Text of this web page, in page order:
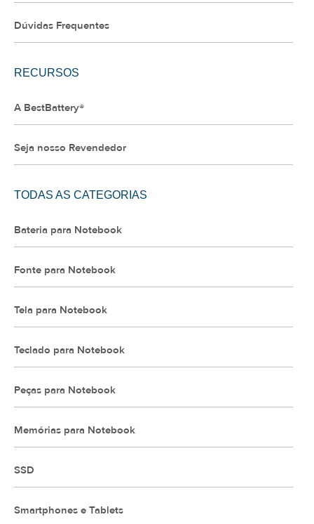
Dúvidas Frequentes
RECURSOS
A BestBattery®
Seja nosso Revendedor
TODAS AS CATEGORIAS
Bateria para Notebook
Fonte para Notebook
Tela para Notebook
Teclado para Notebook
Peças para Notebook
Memórias para Notebook
SSD
Smartphones e Tablets